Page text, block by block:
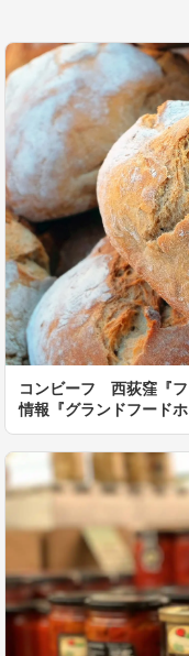
コンビーフ 西荻窪『フ
情報『グランドフードホ